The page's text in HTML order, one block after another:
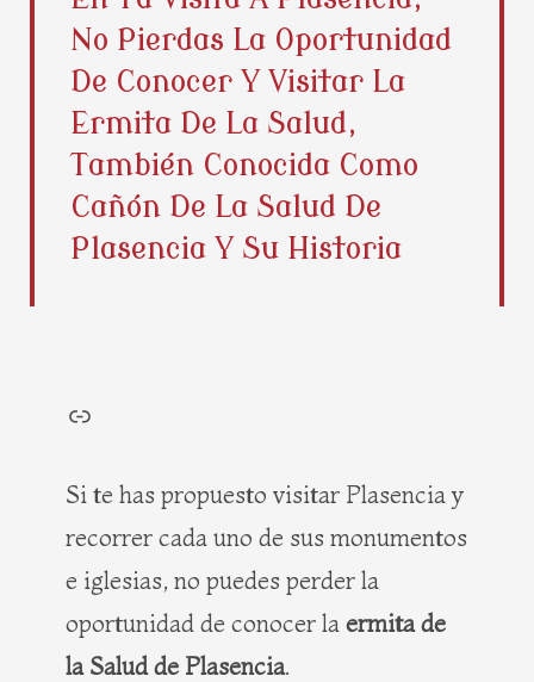
b
o
o
k
i
t
t
e
r
e
r
e
s
t
a
g
r
No Pierdas La Oportunidad
De Conocer Y Visitar La
Ermita De La Salud,
También Conocida Como
Cañón De La Salud De
Plasencia Y Su Historia
Si te has propuesto visitar Plasencia y
recorrer cada uno de sus monumentos
e iglesias, no puedes perder la
oportunidad de conocer la ermita de
la Salud de Plasencia.